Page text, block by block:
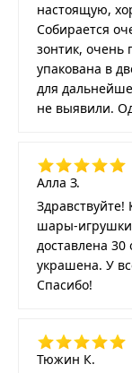
настоящую,
Собирается
зонтик, очень
упакована в
для
не выявили.
Алла З.
шары-
доставлена 30
украшена. У
Спасибо!
Тюжин К.